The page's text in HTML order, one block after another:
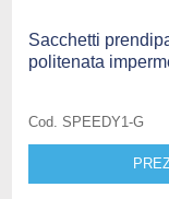
Sacchetti
politenata
Cod. SPEEDY1-G